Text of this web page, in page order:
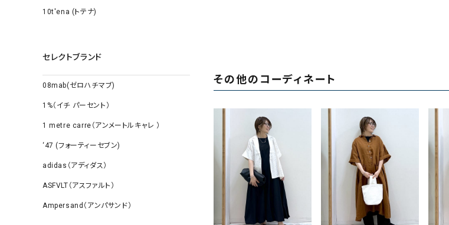
10t'ena (トテナ)
セレクトブランド
08mab(ゼロハチマブ)
1%（イチ パーセント）
1 metre carre（アンメートルキャレ ）
‘47 (フォーティーセブン)
adidas（アディダス）
ASFVLT（アスファルト）
Ampersand（アンパサンド）
その他のコーディネート